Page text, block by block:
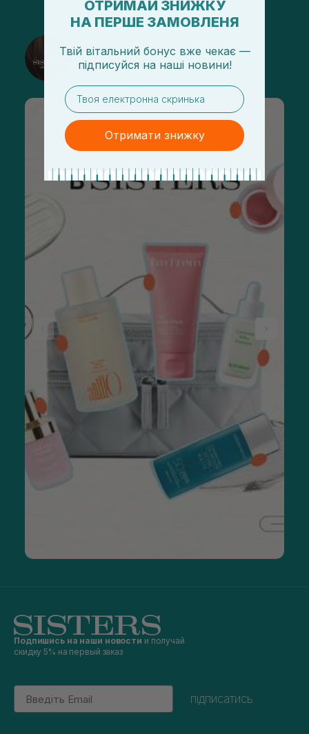
@sisters_stelmakh в Instagram
Подписаться
Подпишись на наши новости и получай
скидку 5% на первый заказ
Email
підписатись
ОТРИМАЙ ЗНИЖКУ
НА ПЕРШЕ ЗАМОВЛЕНЯ
Твій вітальний бонус вже чекає —
підписуйся на наші новини!
email
Отримати знижку